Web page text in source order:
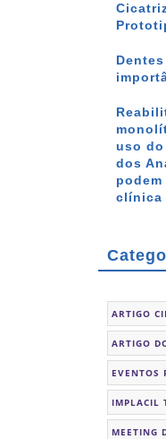
uso do
dos
clínica
ARTIGO
ARTIGO
EVENTOS
IMPLACIL
MEETING